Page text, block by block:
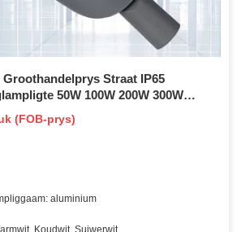
Straat IP65
50W 100W 200W 300W
spreilig LED-vloedlig
(FOB-prys)
aluminium
Koudwit, Suiwerwit